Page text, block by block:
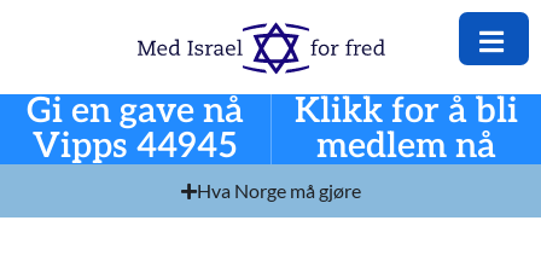
Gi en gave nå
Vipps 44945
Klikk for å bli
medlem nå
Hva Norge må gjøre